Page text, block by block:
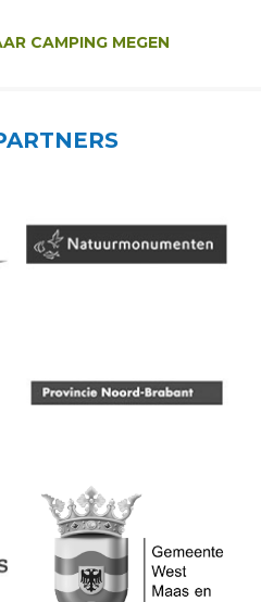
CAMPING MEGEN